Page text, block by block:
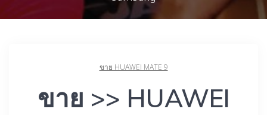
ขาย HUAWEI MATE 9
ขาย >> HUAWEI